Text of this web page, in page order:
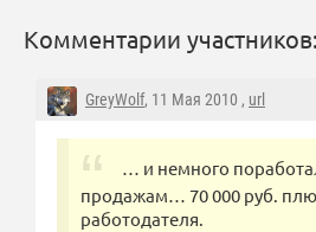
Комментарии участников:
GreyWolf, 11 Мая 2010 , url
… и немного
продажам… 70 000 руб.
работодателя.